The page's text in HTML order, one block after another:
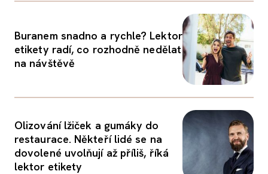
Buranem snadno a rychle? Lektor
etikety radí, co rozhodně nedělat
na návštěvě
Olizování lžiček a gumáky do
restaurace. Někteří lidé se na
dovolené uvolňují až příliš, říká
lektor etikety